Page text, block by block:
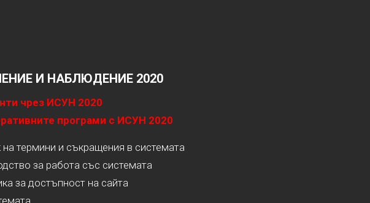
И НАБЛЮДЕНИЕ 2020
чрез ИСУН 2020
програми с ИСУН 2020
на термини и съкращения в системата
за работа със системата
за достъпност на сайта